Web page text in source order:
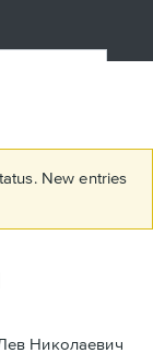
New entries
Николаевич